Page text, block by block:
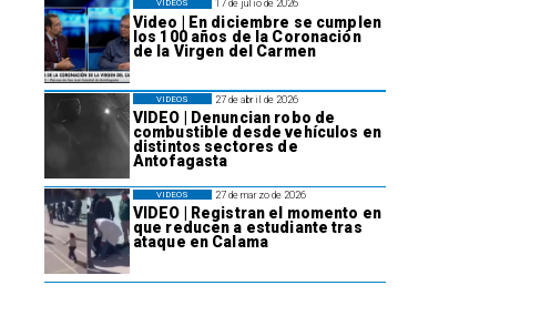
17 de julio de 2026
Video | En diciembre se cumplen
los 100 años de la Coronación
de la Virgen del Carmen
VIDEOS
27 de abril de 2026
VIDEO | Denuncian robo de
combustible desde vehículos en
distintos sectores de
Antofagasta
VIDEOS
27 de marzo de 2026
VIDEO | Registran el momento en
que reducen a estudiante tras
ataque en Calama
VIDEOS